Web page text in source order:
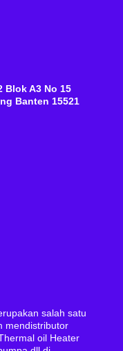
Blok A3 No 15
Banten 15521
salah satu
mendistributor
oil Heater